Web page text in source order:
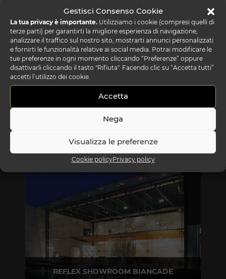
Gestisci Consenso Cookie
La tua privacy è importante. Utilizziamo i cookie (compresi quelli di
terze parti) per garantirti la migliore esperienza di navigazione,
analizzare il traffico sul nostro sito, mostrarti annunci personalizzati
e fornirti le funzionalità relative ai social media. Potrai modificare le
tue preferenze in ogni momento cliccando “Preferenze” oppure
disattivarli cliccando il tasto "Rifiuta". Facendo clic su “Accetta tutti”
accetti l’utilizzo dei cookie.
Accetta
Nega
Visualizza le preferenze
Cookie policyPrivacy policy
foulard console acqua
REFLEX SHOWROOM BIANCADE